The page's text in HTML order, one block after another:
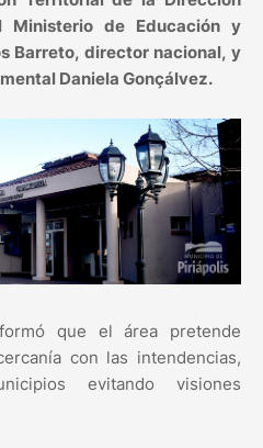
Ministerio de Educación y
Barreto, director nacional, y
Daniela Gonçálvez.
que el área pretende
con las intendencias,
evitando visiones